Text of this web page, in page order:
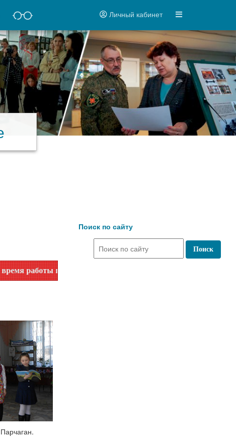
Личный кабинет
по номеру телефона или на сайте в разделе "Библиотеки"!
Поиск по сайту